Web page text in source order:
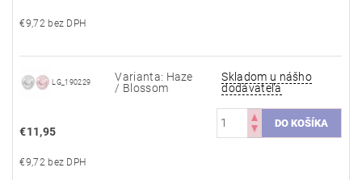
€9,72 bez DPH
LG_190229
Varianta: Haze
/ Blossom
Skladom u nášho
dodávateľa
€11,95
€9,72 bez DPH